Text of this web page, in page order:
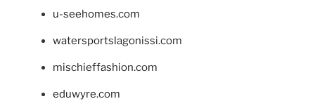
u-seehomes.com
watersportslagonissi.com
mischieffashion.com
eduwyre.com